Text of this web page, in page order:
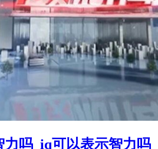
吗_iq可以表示智力吗